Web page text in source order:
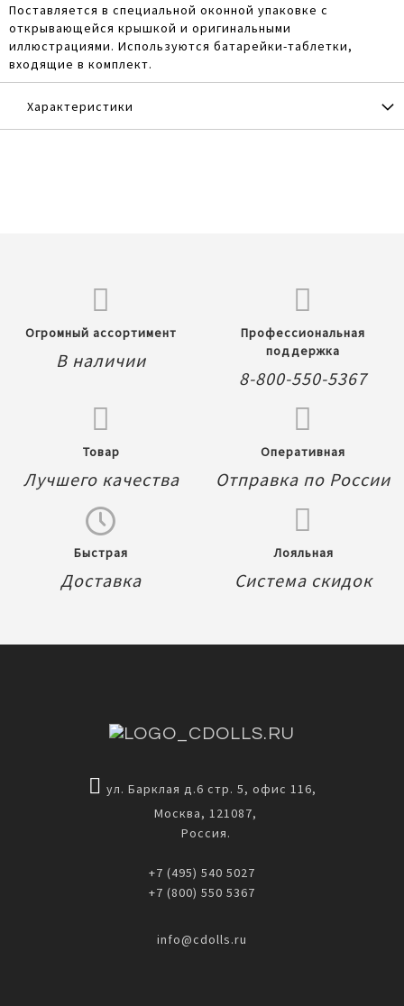
Поставляется в специальной оконной упаковке с
открывающейся крышкой и оригинальными
иллюстрациями. Используются батарейки-таблетки,
входящие в комплект.
Характеристики
Огромный ассортимент
В наличии
Профессиональная
поддержка
8-800-550-5367
Товар
Лучшего качества
Оперативная
Отправка по России
Быстрая
Доставка
Лояльная
Система скидок
ул. Барклая д.6 стр. 5, офис 116,
Москва, 121087,
Россия.
+7 (495) 540 5027
+7 (800) 550 5367
info@cdolls.ru